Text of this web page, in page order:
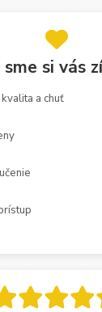
sme si vás
a chuť